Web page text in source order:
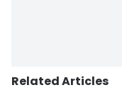
Related Articles